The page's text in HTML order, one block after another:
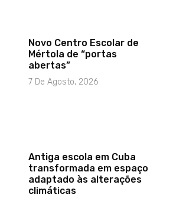
Novo Centro Escolar de
Mértola de “portas
abertas”
7 De Agosto, 2026
Antiga escola em Cuba
transformada em espaço
adaptado às alterações
climáticas